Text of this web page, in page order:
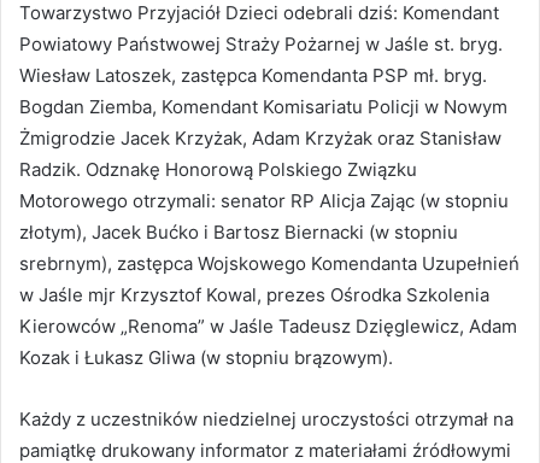
Towarzystwo Przyjaciół Dzieci odebrali dziś: Komendant
Powiatowy Państwowej Straży Pożarnej w Jaśle st. bryg.
Wiesław Latoszek, zastępca Komendanta PSP mł. bryg.
Bogdan Ziemba, Komendant Komisariatu Policji w Nowym
Żmigrodzie Jacek Krzyżak, Adam Krzyżak oraz Stanisław
Radzik. Odznakę Honorową Polskiego Związku
Motorowego otrzymali: senator RP Alicja Zając (w stopniu
złotym), Jacek Bućko i Bartosz Biernacki (w stopniu
srebrnym), zastępca Wojskowego Komendanta Uzupełnień
w Jaśle mjr Krzysztof Kowal, prezes Ośrodka Szkolenia
Kierowców „Renoma” w Jaśle Tadeusz Dzięglewicz, Adam
Kozak i Łukasz Gliwa (w stopniu brązowym).
Każdy z uczestników niedzielnej uroczystości otrzymał na
pamiątkę drukowany informator z materiałami źródłowymi